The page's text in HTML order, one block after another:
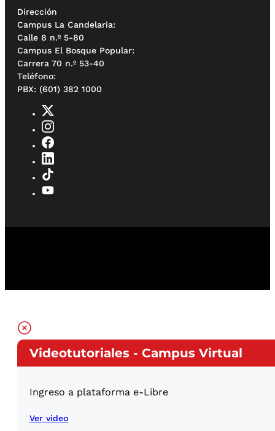
Dirección
Campus La Candelaria:
Calle 8 n.º 5-80
Campus El Bosque Popular:
Carrera 70 n.º 53-40
Teléfono:
PBX: (601) 382 1000
Videotutoriales - Campus Virtual
Ingreso a plataforma e-Libre
Ver video